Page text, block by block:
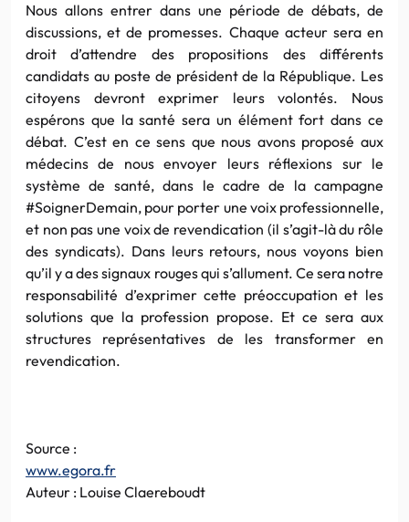
Nous allons entrer dans une période de débats, de
discussions, et de promesses. Chaque acteur sera en
droit d’attendre des propositions des différents
candidats au poste de président de la République. Les
citoyens devront exprimer leurs volontés. Nous
espérons que la santé sera un élément fort dans ce
débat. C’est en ce sens que nous avons proposé aux
médecins de nous envoyer leurs réflexions sur le
système de santé, dans le cadre de la campagne
#SoignerDemain, pour porter une voix professionnelle,
et non pas une voix de revendication (il s’agit-là du rôle
des syndicats). Dans leurs retours, nous voyons bien
qu’il y a des signaux rouges qui s’allument. Ce sera notre
responsabilité d’exprimer cette préoccupation et les
solutions que la profession propose. Et ce sera aux
structures représentatives de les transformer en
revendication.
Source :
www.egora.fr
Auteur : Louise Claereboudt